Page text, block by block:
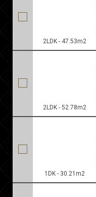
2LDK - 47.53m2
2LDK - 52.78m2
1DK - 30.21m2